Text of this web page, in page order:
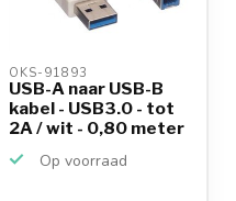
OKS-91893
USB-A naar USB-B
kabel - USB3.0 - tot
2A / wit - 0,80 meter
Op voorraad